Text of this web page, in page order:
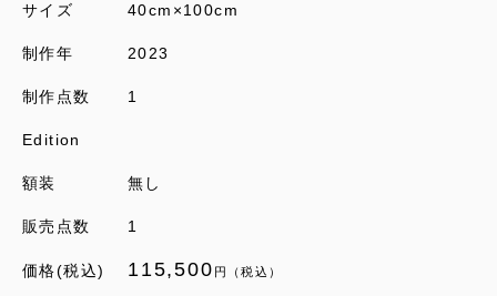
サイズ 40cm×100cm
制作年 2023
制作点数 1
Edition
額装 無し
販売点数 1
価格(税込) 115,500 円（税込）